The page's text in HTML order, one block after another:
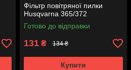
Фільтр повітряної пилки
Husqvarna 365/372
Готово до відправки
131 ₴ 134 ₴
Купити